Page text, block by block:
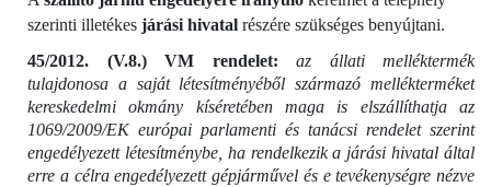
szerinti illetékes járási hivatal részére szükséges benyújtani.
45/2012. (V.8.) VM rendelet:
az állati melléktermék
tulajdonosa a saját létesítményéből származó mellékterméket
kereskedelmi okmány kíséretében maga is elszállíthatja az
1069/2009/EK európai parlamenti és tanácsi rendelet szerint
engedélyezett létesítménybe, ha rendelkezik a járási hivatal által
erre a célra engedélyezett gépjárművel és e tevékenységre nézve